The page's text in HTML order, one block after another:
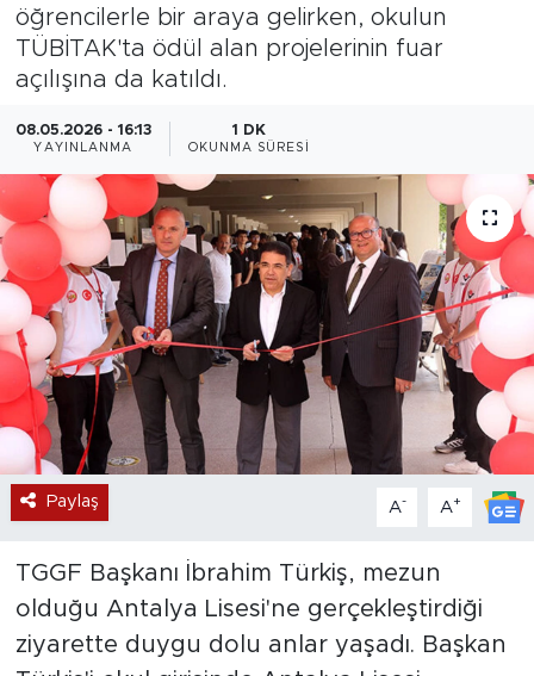
öğrencilerle bir araya gelirken, okulun
TÜBİTAK'ta ödül alan projelerinin fuar
açılışına da katıldı.
08.05.2026 - 16:13
YAYINLANMA
1 DK
OKUNMA SÜRESI
Paylaş A- A+
TGGF Başkanı İbrahim Türkiş, mezun
olduğu Antalya Lisesi'ne gerçekleştirdiği
ziyarette duygu dolu anlar yaşadı. Başkan
Özel Haber
Resmi İlanlar
Sağlık
Spor
Turizm